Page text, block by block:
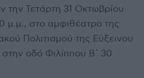
την Τετάρτη 31 Οκτωβρίου
μ.μ., στο αμφιθέατρο της
Πολιτισμού της Εύξεινου
οδό Φιλίππου Β΄ 30